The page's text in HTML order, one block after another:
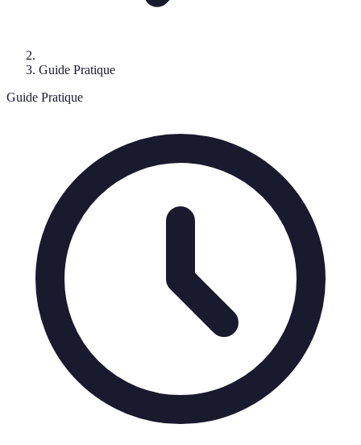
Guide Pratique
Guide Pratique